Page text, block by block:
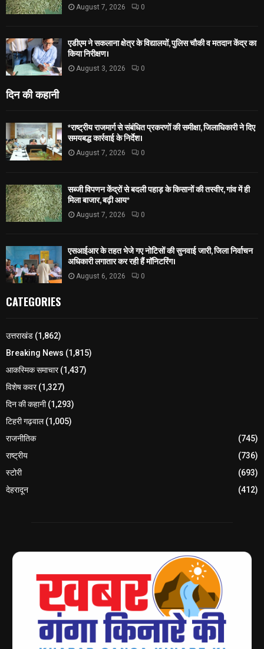
August 7, 2026 0
एडीएम ने सकलाना क्षेत्र के विद्यालयों, पुलिस चौकी व मतदान केंद्र का
किया निरीक्षण।
August 3, 2026 0
दिन की कहानी
*राष्ट्रीय राजमार्ग से संबंधित प्रकरणों की समीक्षा, जिलाधिकारी ने दिए
समयबद्ध कार्रवाई के निर्देश।
August 7, 2026 0
सब्जी विपणन केंद्रों से बदली पहाड़ के किसानों की तस्वीर, गांव में ही
मिला बाजार, बढ़ी आय*
August 7, 2026 0
एसआईआर के तहत भेजे गए नोटिसों की सुनवाई जारी, जिला निर्वाचन
अधिकारी लगातार कर रही हैं मॉनिटरिंग।
August 6, 2026 0
CATEGORIES
उत्तराखंड (1,862)
Breaking News (1,815)
आकस्मिक समाचार(1,437)
विशेष कवर(1,327)
दिन की कहानी(1,293)
टिहरी गढ़वाल(1,005)
राजनीतिक
(745)
राष्ट्रीय
(736)
स्टोरी
(693)
देहरादून
(412)